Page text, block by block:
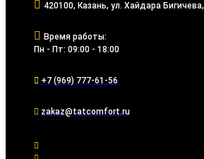
420100, Казань, ул. Хайдара
Время работы:
Пн - Пт: 09:00 - 18:00
+7 (969) 777-61-56
zakaz@tatcomfort.ru